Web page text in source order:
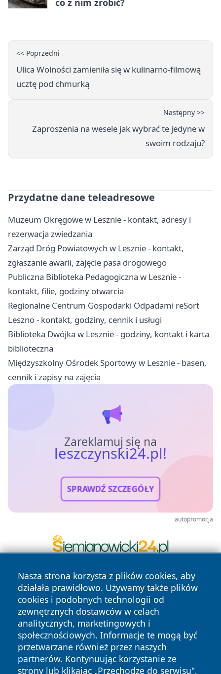
co z nim zrobić?
<< Poprzedni
Ulica Wolności zamieniła się w kulinarno-filmową
ucztę pod chmurką
Następny >>
Zaproszenia na wesele jak wybrać te jedyne w
swoim rodzaju?
Przydatne dane teleadresowe
Muzeum Okręgowe w Lesznie - kontakt, adresy i
rezerwacja zwiedzania
Zarząd Dróg Powiatowych w Lesznie - kontakt,
zgłaszanie awarii, zajęcie pasa drogowego
Publiczna Biblioteka Pedagogiczna w Lesznie -
kontakt, filie, godziny otwarcia
Regionalne Centrum Gospodarki Odpadami reSort
Leszno - kontakt, godziny, cennik i usługi
Biblioteka Dwójka w Lesznie - godziny, kontakt i karta
biblioteczna
Międzyszkolny Ośrodek Sportowy w Lesznie - basen,
cennik i zapisy na zajęcia
Zareklamuj się na
leszczynski24.pl!
SPRAWDŹ SZCZEGÓŁY
autopromocja
Nasza strona korzysta z plików cookies, aby
działała prawidłowo. Używamy także plików
cookies i podobnych technologii od
zewnętrznych dostawców w celach
analitycznych, marketingowych i
społecznościowych. Informacje te mogą być
przetwarzane również przez naszych
partnerów. Kontynuując korzystanie ze
strony lub klikając „Przechodzę do serwisu",
Copyright © 2026 leszczynski24.pl Wszystkie prawa
zastrzeżone.